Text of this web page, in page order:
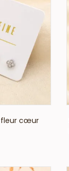
fleur cœur